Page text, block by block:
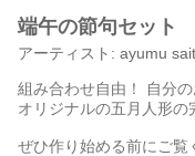
端午の節句セット
アーティスト: ayumu
組み合わせ自由！ 自分
オリジナルの五月人形の
ぜひ作り始める前にご覧